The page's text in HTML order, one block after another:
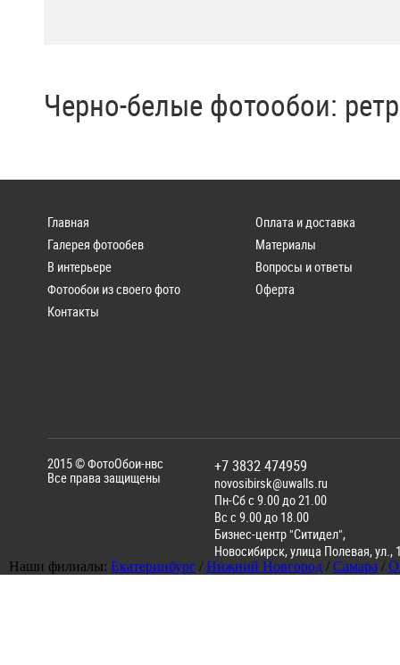
Черно-белые фотообои:
Главная
Галерея фотообев
В интерьере
Фотообои из своего фото
Контакты
Оплата и доставка
Материалы
Вопросы и ответы
Оферта
2015 ©ФотоОбои-нвс
Все права защищены
+7 3832 474959
novosibirsk@uwalls.ru
Пн-Сб с 9.00 до 21.00
Вс с 9.00 до 18.00
Бизнес-центр "Ситидел",
Новосибирск,улица Полевая, ул.,
Наши филиалы: Екатеринбург / Нижний Новгород / Самара /